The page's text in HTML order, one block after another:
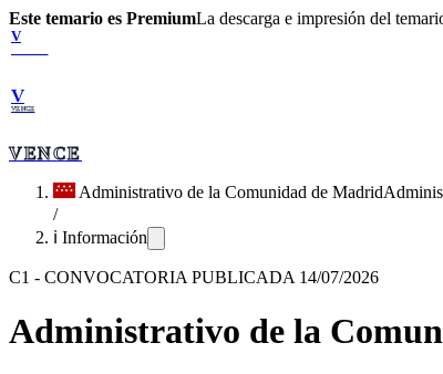
Este temario es PremiumLa descarga e impresión del
V
V
VENCE
VENCE
Administrativo de la Comunidad de Madrid
/
ℹ️ Información
C1 - CONVOCATORIA PUBLICADA 14/07/2026
Administrativo de la